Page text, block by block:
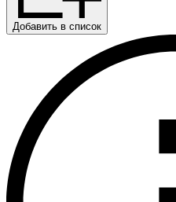
Добавить в список